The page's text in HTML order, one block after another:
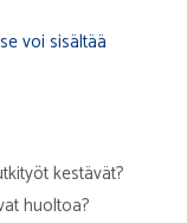
voi sisältää
kestävät?
huoltoa?